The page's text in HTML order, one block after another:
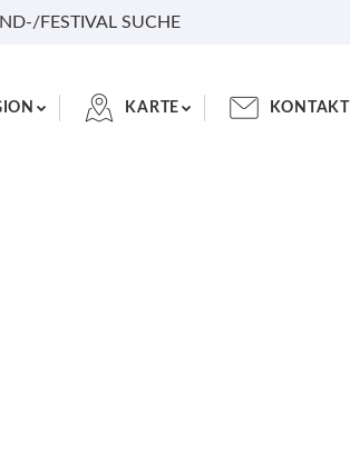
FESTIVAL SUCHE
KARTE KONTAKT